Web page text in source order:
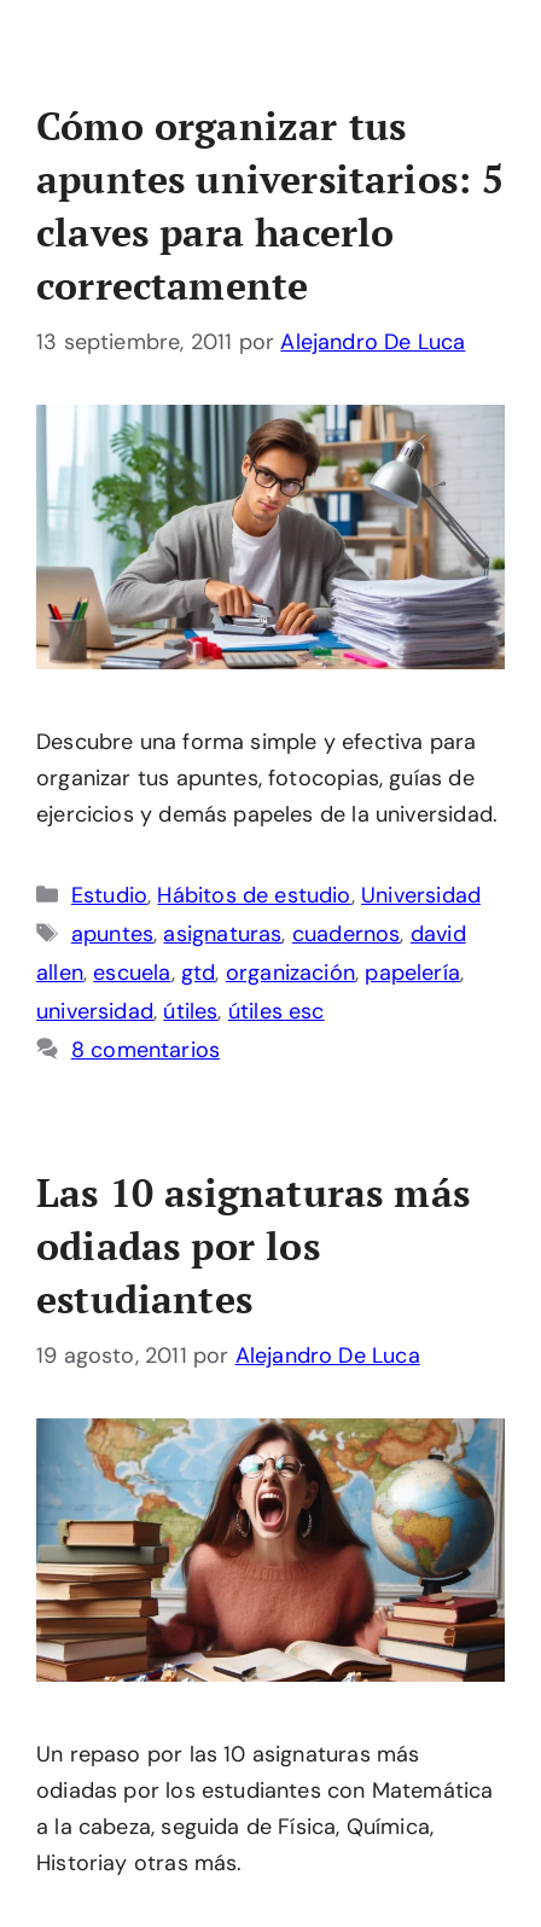
Cómo organizar tus
apuntes universitarios: 5
claves para hacerlo
correctamente
13 septiembre, 2011 porAlejandro De Luca
Descubre una forma simple y efectiva para
organizar tus apuntes, fotocopias, guías de
ejercicios y demás papeles de la universidad.
Categorías
Estudio, Hábitos de estudio, Universidad
Etiquetas
apuntes, asignaturas, cuadernos, david
allen,escuela, gtd, organización, papelería,
universidad, útiles, útiles esc
8 comentarios
Las 10 asignaturas más
odiadas por los
estudiantes
19 agosto, 2011 por Alejandro De Luca
Un repaso por las 10 asignaturas más
odiadas por los estudiantes con Matemática
a la cabeza, seguida de Física, Química,
Historiay otras más.